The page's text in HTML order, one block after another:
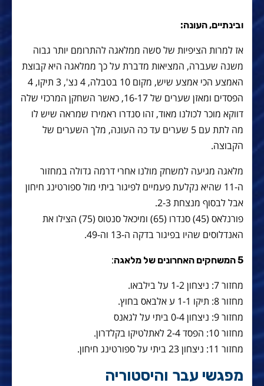
ובינתיים, העונה:
אז למרות הציפיות של סשה ממלאגה להתרומם יותר גבוה
משנה שעברה, המציאות מדברת על כך ממלאגה היא קבוצת
האמצע הכי אמצע שיש, מקום 10 בטבלה, 4 נצ', 3 תיקו, 4
הפסדים ומאזן שערים של 16-17, כאשר השחקן המרכזי שלה
דווקא מוכר לכולנו מאוד, זהו סנדרו ראמירז שמראה שיש לו
מה לתת עם 5 שערים עד כה העונה, מלך השערים של
הקבוצה.
מלאגה מגיעה למשחק מולנו אחרי דרמה גדולה במחזור
ה-11 שהיא נקלעת פעמיים לפיגור ביתי מול ספורטינג חיחון
אבל לבסוף מנצחת 2-3.
פורנלאס (45) סנדרו (65) ומיכאל סנטוס (75) הצילו את
האנדלוסים שהיו בפיגור בדקה ה-13 וה-49.
5 המשחקים האחרונים של מלאגה
:
מחזור 7: ניצחון 1-2 על בילבאו.
מחזור 8: תיקו 1-1 ע אלבאס בחוץ.
מחזור 9: ניצחון 0-4 ביתי על לגאנס
מחזור 10: הפסד 2-4 לאתלטיקו בקלדרון.
מחזור 11: ניצחון 23 ביתי על ספורטינג חיחון.
מפגשי עבר והיסטוריה